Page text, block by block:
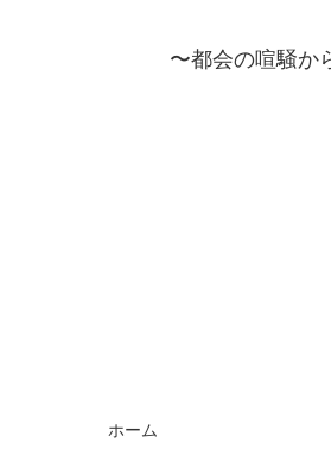
〜都会の喧騒か
ホーム